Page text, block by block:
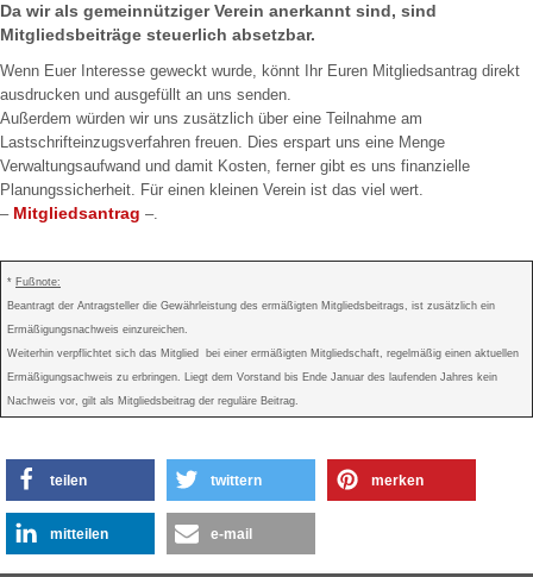
Da wir als gemeinnütziger Verein anerkannt sind, sind
Mitgliedsbeiträge steuerlich absetzbar.
Wenn Euer Interesse geweckt wurde, könnt Ihr Euren Mitgliedsantrag direkt
ausdrucken und ausgefüllt an uns senden.
Außerdem würden wir uns zusätzlich über eine Teilnahme am
Lastschrifteinzugsverfahren freuen. Dies erspart uns eine Menge
Verwaltungsaufwand und damit Kosten, ferner gibt es uns finanzielle
Planungssicherheit. Für einen kleinen Verein ist das viel wert.
– Mitgliedsantrag –.
* Fußnote:
Beantragt der Antragsteller die Gewährleistung des ermäßigten Mitgliedsbeitrags, ist zusätzlich ein
Ermäßigungsnachweis einzureichen.
Weiterhin verpflichtet sich das Mitglied bei einer ermäßigten Mitgliedschaft, regelmäßig einen aktuellen
Ermäßigungsachweis zu erbringen. Liegt dem Vorstand bis Ende Januar des laufenden Jahres kein
Nachweis vor, gilt als Mitgliedsbeitrag der reguläre Beitrag.
teilen twittern merken
mitteilen e-mail